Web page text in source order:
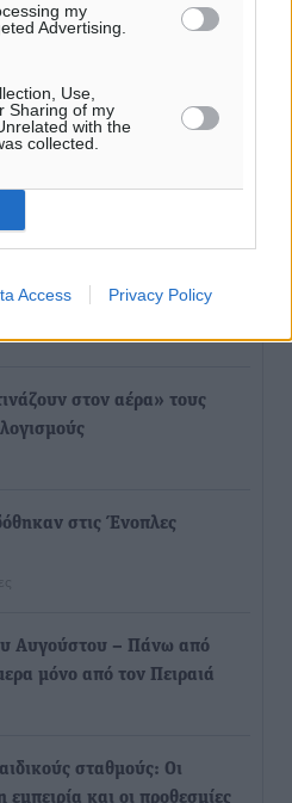
my
Advertising.
Use,
Sharing of my
with the
collected.
Access Privacy Policy
περιθώριο
«Red Code» 6 περιοχές
στον αέρα» τους
στις Ένοπλες
Αυγούστου – Πάνω από
μόνο από τον Πειραιά
σταθμούς: Οι
και οι προθεσμίες